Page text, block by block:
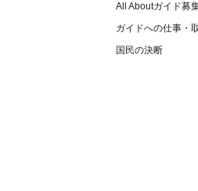
All Aboutガイド募
ガイドへの仕事・
国民の決断